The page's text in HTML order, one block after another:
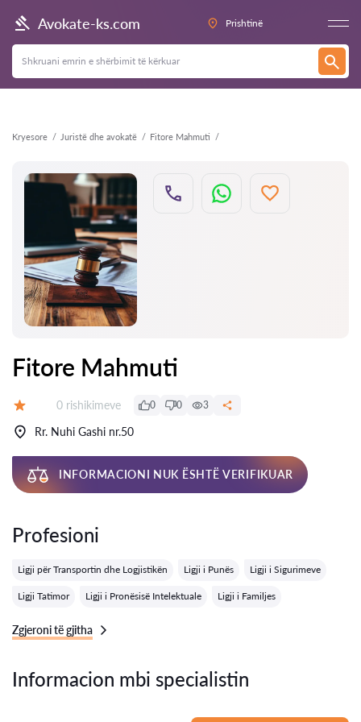
Avokate-ks.com Prishtinë
Kryesore Juristë dhe avokatë Fitore Mahmuti
Kthehu
Fitore Mahmuti
Rishikime:
0 rishikimeve 0 0 3
Rr. Nuhi Gashi nr.50
INFORMACIONI NUK ËSHTË VERIFIKUAR
Profesioni
Ligji për Transportin dhe Logjistikën Ligji i Punës Ligji i Sigurimeve
Ligji Tatimor Ligji i Pronësisë Intelektuale Ligji i Familjes
Zgjeroni të gjitha
Informacion mbi specialistin